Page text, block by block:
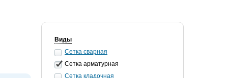
Виды
Сетка сварная
Сетка арматурная
Сетка кладочная